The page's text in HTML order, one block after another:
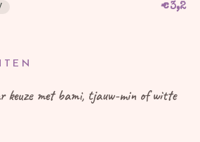
€3,2
keuze met bami, tjauw-min of witte